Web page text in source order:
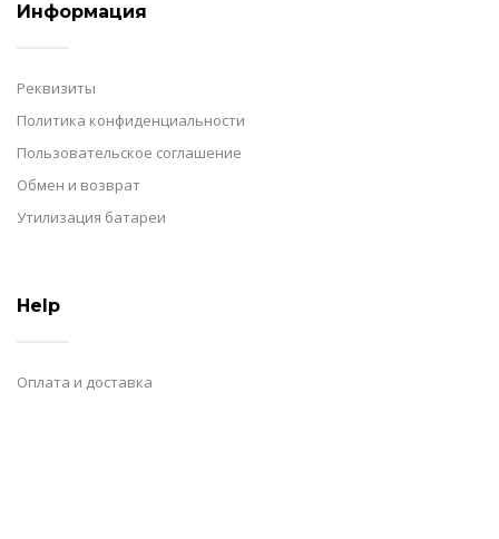
Информация
Реквизиты
Политика конфиденциальности
Пользовательское соглашение
Обмен и возврат
Утилизация батареи
Help
Оплата и доставка